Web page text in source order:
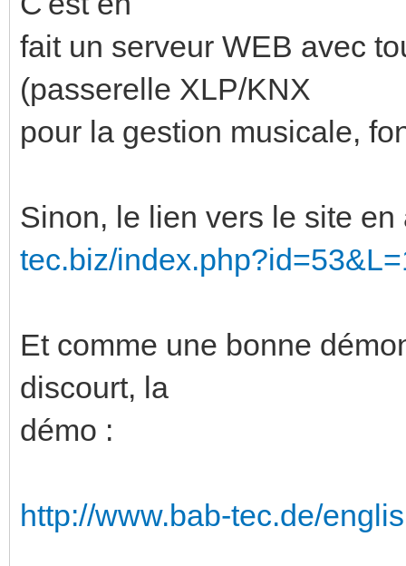
fait un serveur WEB avec
(passerelle XLP/KNX
pour la gestion musicale,
Sinon, le lien vers le site
tec.biz/
Et comme une bonne
discourt, la
démo :
http://www.bab-tec.de/